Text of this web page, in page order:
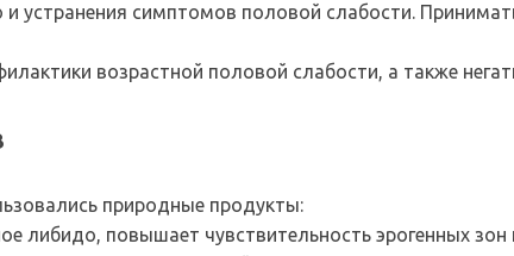
устранения симптомов половой слабости.
возрастной половой слабости, а также
природные продукты:
либидо, повышает чувствительность эрогенных